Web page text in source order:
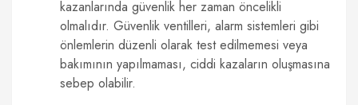
kazanlarında güvenlik her zaman öncelikli
olmalıdır. Güvenlik ventilleri, alarm sistemleri gibi
önlemlerin düzenli olarak test edilmemesi veya
bakımının yapılmaması, ciddi kazaların oluşmasına
sebep olabilir.